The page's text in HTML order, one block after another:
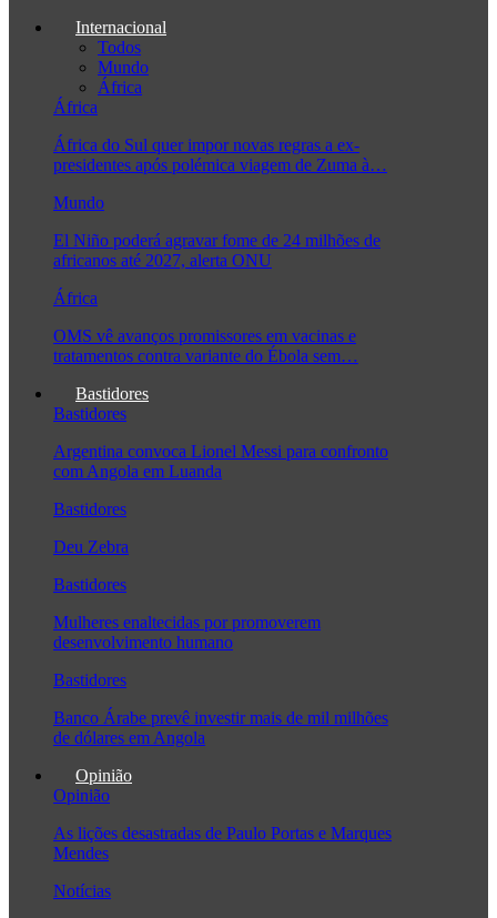
Internacional
Todos
Mundo
África
África
África do Sul quer impor novas regras a ex-
presidentes após polémica viagem de Zuma à…
Mundo
El Niño poderá agravar fome de 24 milhões de
africanos até 2027, alerta ONU
África
OMS vê avanços promissores em vacinas e
tratamentos contra variante do Ébola sem…
Bastidores
Bastidores
Argentina convoca Lionel Messi para confronto
com Angola em Luanda
Bastidores
Deu Zebra
Bastidores
Mulheres enaltecidas por promoverem
desenvolvimento humano
Bastidores
Banco Árabe prevê investir mais de mil milhões
de dólares em Angola
Opinião
Opinião
As lições desastradas de Paulo Portas e Marques
Mendes
Notícias